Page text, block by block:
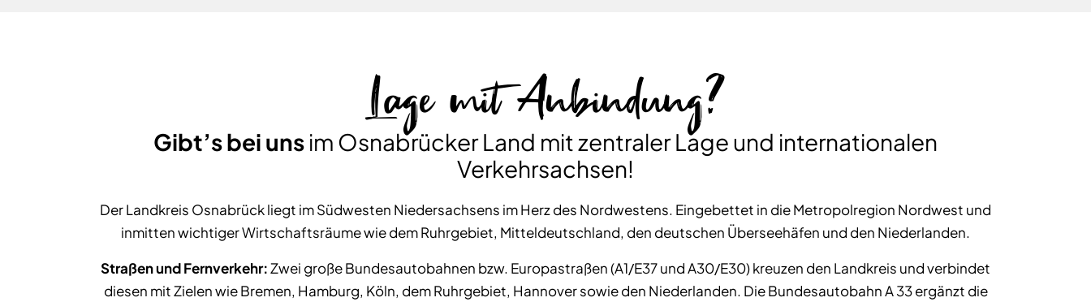
Lage mit Anbindung?
Gibt’s bei uns im Osnabrücker Land mit zentraler Lage und internationalen
Verkehrsachsen!
Der Landkreis Osnabrück liegt im Südwesten Niedersachsens im Herz des Nordwestens. Eingebettet in die Metropolregion Nordwest und
inmitten wichtiger Wirtschaftsräume wie dem Ruhrgebiet, Mitteldeutschland, den deutschen Überseehäfen und den Niederlanden.
Straßen und Fernverkehr:Zwei große Bundesautobahnen bzw. Europastraßen (A1/E37 und A30/E30) kreuzen den Landkreis und verbindet
diesen mit Zielen wie Bremen, Hamburg, Köln, dem Ruhrgebiet, Hannover sowie den Niederlanden. Die Bundesautobahn A 33 ergänzt die